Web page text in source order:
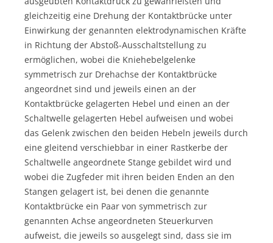
gleichzeitig eine Drehung der Kontaktbrücke unter
Einwirkung der genannten elektrodynamischen Kräfte
in Richtung der Abstoß-Ausschaltstellung zu
ermöglichen, wobei die Kniehebelgelenke
symmetrisch zur Drehachse der Kontaktbrücke
angeordnet sind und jeweils einen an der
Kontaktbrücke gelagerten Hebel und einen an der
Schaltwelle gelagerten Hebel aufweisen und wobei
das Gelenk zwischen den beiden Hebeln jeweils durch
eine gleitend verschiebbar in einer Rastkerbe der
Schaltwelle angeordnete Stange gebildet wird und
wobei die Zugfeder mit ihren beiden Enden an den
Stangen gelagert ist, bei denen die genannte
Kontaktbrücke ein Paar von symmetrisch zur
genannten Achse angeordneten Steuerkurven
aufweist, die jeweils so ausgelegt sind, dass sie im